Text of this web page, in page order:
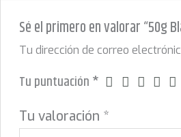
Sé el primero en valorar “50g
Tu dirección de correo
Tu puntuación *
Tu valoración *